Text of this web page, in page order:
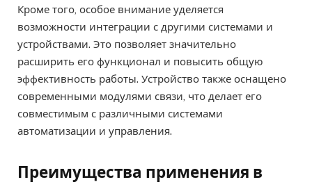
Кроме того, особое внимание уделяется
возможности интеграции с другими системами и
устройствами. Это позволяет значительно
расширить его функционал и повысить общую
эффективность работы. Устройство также оснащено
современными модулями связи, что делает его
совместимым с различными системами
автоматизации и управления.
Преимущества применения в